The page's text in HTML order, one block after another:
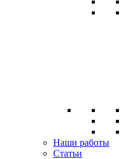
Наши работы
Статьи